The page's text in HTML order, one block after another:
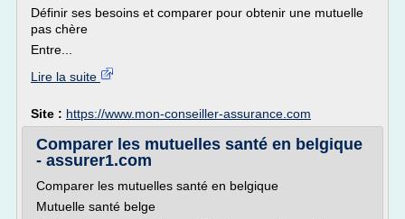
Définir ses besoins et comparer pour obtenir une mutuelle
pas chère
Entre...
Lire la suite
Site : https://www.mon-conseiller-assurance.com
Comparer les mutuelles santé en belgique
- assurer1.com
Comparer les mutuelles santé en belgique
Mutuelle santé belge